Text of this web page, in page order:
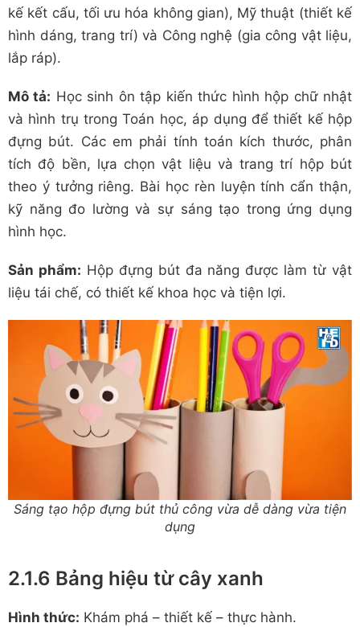
kế kết cấu, tối ưu hóa không gian), Mỹ thuật (thiết kế
hình dáng, trang trí) và Công nghệ (gia công vật liệu,
lắp ráp).
Mô tả: Học sinh ôn tập kiến thức hình hộp chữ nhật
và hình trụ trong Toán học, áp dụng để thiết kế hộp
đựng bút. Các em phải tính toán kích thước, phân
tích độ bền, lựa chọn vật liệu và trang trí hộp bút
theo ý tưởng riêng. Bài học rèn luyện tính cẩn thận,
kỹ năng đo lường và sự sáng tạo trong ứng dụng
hình học.
Sản phẩm: Hộp đựng bút đa năng được làm từ vật
liệu tái chế, có thiết kế khoa học và tiện lợi.
Sáng tạo hộp đựng bút thủ công vừa dễ dàng vừa tiện
dụng
2.1.6 Bảng hiệu từ cây xanh
Hình thức: Khám phá – thiết kế – thực hành.